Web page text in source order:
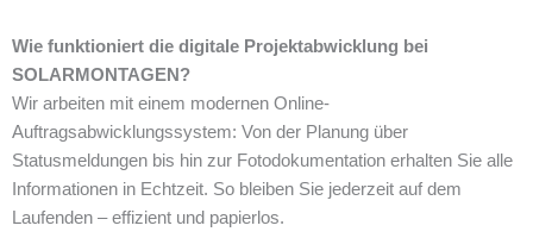
Wie funktioniert die digitale Projektabwicklung bei
SOLARMONTAGEN?
Wir arbeiten mit einem modernen Online-
Auftragsabwicklungssystem: Von der Planung über
Statusmeldungen bis hin zur Fotodokumentation erhalten Sie alle
Informationen in Echtzeit. So bleiben Sie jederzeit auf dem
Laufenden – effizient und papierlos.